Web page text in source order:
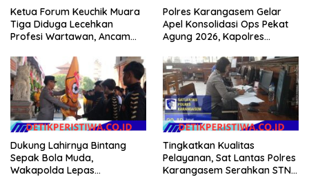
Ketua Forum Keuchik Muara
Tiga Diduga Lecehkan
Profesi Wartawan, Ancam
Polres Karangasem Gelar
Apel Konsolidasi Ops Pekat
Agung 2026, Kapolres
Target Selama Operasi
Dukung Lahirnya Bintang
Sepak Bola Muda,
Wakapolda Lepas
Tingkatkan Kualitas
Pelayanan, Sat Lantas Polres
Karangasem Serahkan STNK